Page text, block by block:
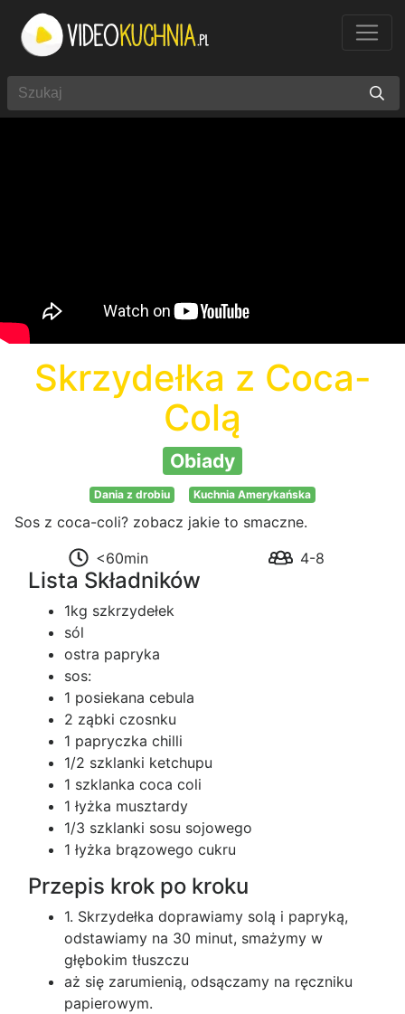
Skrzydełka z Coca-
Colą
Obiady
Dania z drobiu Kuchnia Amerykańska
Sos z coca-coli? zobacz jakie to smaczne.
<60min
4-8
Lista Składników
1kg szkrzydełek
sól
ostra papryka
sos:
1 posiekana cebula
2 ząbki czosnku
1 papryczka chilli
1/2 szklanki ketchupu
1 szklanka coca coli
1 łyżka musztardy
1/3 szklanki sosu sojowego
1 łyżka brązowego cukru
Przepis krok po kroku
1. Skrzydełka doprawiamy solą i papryką,
odstawiamy na 30 minut, smażymy w
głębokim tłuszczu
aż się zarumienią, odsączamy na ręczniku
papierowym.